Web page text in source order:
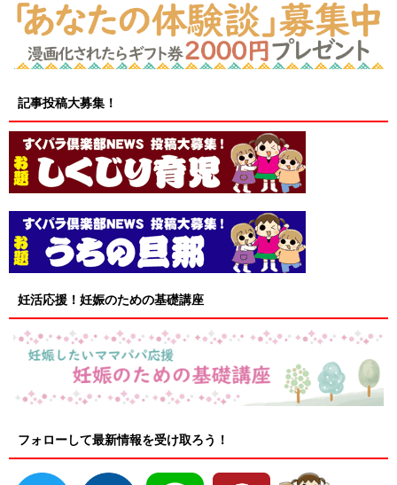
記事投稿大募集！
妊活応援！妊娠のための基礎講座
フォローして最新情報を受け取ろう！